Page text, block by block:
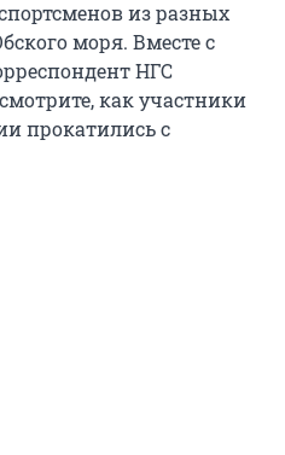
из разных
моря. Вместе с
НГС
как участники
прокатились с